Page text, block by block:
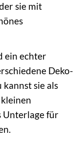
sie mit
ein echter
Deko-
sie als
Unterlage für